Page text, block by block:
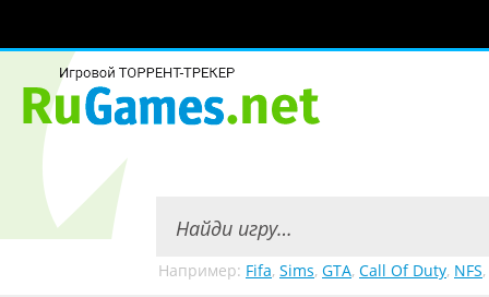
Например: Fifa, Sims, GTA, Call Of Duty, NFS,